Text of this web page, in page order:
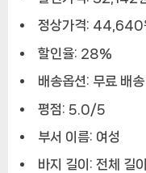
정상가격: 44,640
할인율: 28%
배송옵션: 무료 배송
평점: 5.0/5
부서 이름: 여성
바지 길이: 전체 길이